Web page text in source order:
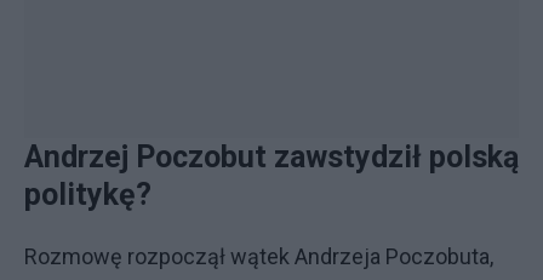
Andrzej Poczobut zawstydził polską
politykę?
Rozmowę rozpoczął wątek Andrzeja Poczobuta,